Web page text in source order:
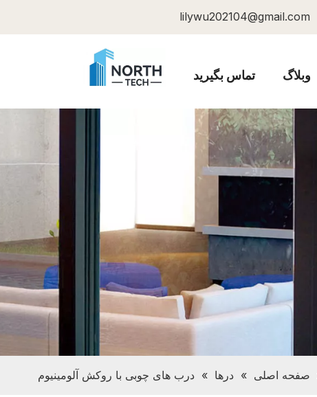
lilywu202104@gmail.com
وبلاگ تماس بگیرید
صفحه اصلی » درها » درب های چوبی با روکش آلومینیوم